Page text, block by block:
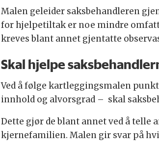
Malen geleider saksbehandleren
for hjelpetiltak er noe mindre
kreves blant annet gjentatte
Skal hjelpe
Ved å følge kartleggingsmalen
innhold og alvorsgrad – skal
Dette gjør de blant annet ved å
kjernefamilien. Malen gir svar på